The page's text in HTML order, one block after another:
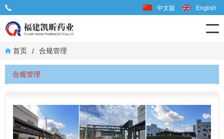
中文版 English
首页 / 合规管理
合规管理